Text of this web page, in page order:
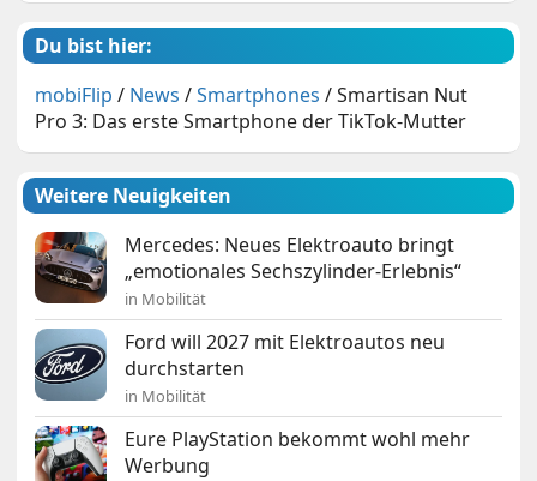
Du bist hier:
mobiFlip / News /Smartphones /Smartisan Nut
Pro 3: Das erste Smartphone der TikTok-Mutter
Weitere Neuigkeiten
Mercedes: Neues Elektroauto bringt
„emotionales Sechszylinder-Erlebnis“
in Mobilität
Ford will 2027 mit Elektroautos neu
durchstarten
in Mobilität
Eure PlayStation bekommt wohl mehr
Werbung